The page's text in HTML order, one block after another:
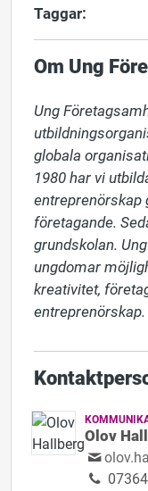
Taggar:
Om Ung
Ung
globala
1980 har vi
entreprenörskap
företagande.
grundskolan.
ungdomar
kreativitet,
entreprenörskap.
Olov